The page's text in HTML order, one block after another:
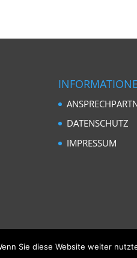
DATENSCHUTZ
IMPRESSUM
Sie diese Website weiter